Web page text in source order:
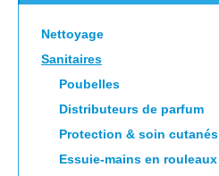
Nettoyage
Sanitaires
Poubelles
Distributeurs de parfum
Protection & soin cutanés
Essuie-mains en rouleaux